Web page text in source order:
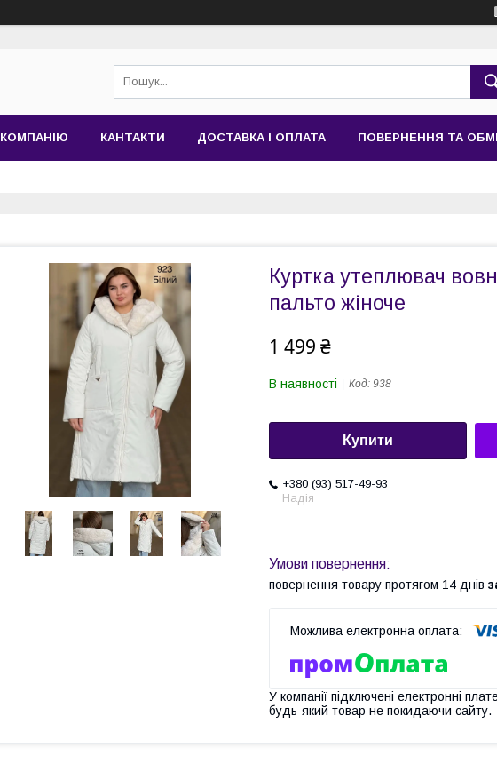
КАНТАКТИ ДОСТАВКА І ОПЛАТА ПОВЕРНЕННЯ ТА
Куртка утеплювач
пальто жіноче
1 499 ₴
В наявності Код: 938
Купити
+380 (93) 517-49-93
Надія
повернення товару протягом 14 днів
У компанії підключені електронні
будь-який товар не покидаючи сайту.